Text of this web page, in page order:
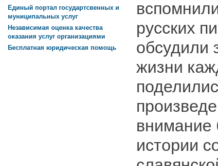
русских
обсудили
жизни
внимание
истории
Единый портал государтсвенных и
муниципальных услуг
Независимая оценка качества
оказания услуг организациями
Бесплатная юридическая помощь